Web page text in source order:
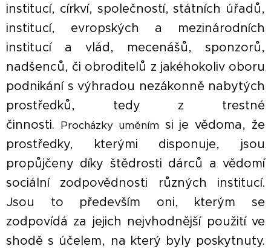
institucí, církví, společností, státních úřadů,
institucí, evropských a mezinárodních
institucí a vlád, mecenášů, sponzorů,
nadšenců, či obroditelů z jakéhokoliv oboru
podnikání s výhradou nezákonně nabytých
prostředků, tedy z trestné
činnosti. Procházky uměním si je vědoma, že
prostředky, kterými disponuje, jsou
propůjčeny díky štědrosti dárců a vědomí
sociální zodpovědnosti různých institucí.
Jsou to především oni, kterým se
zodpovídá za jejich nejvhodnější použití ve
shodě s účelem, na který byly poskytnuty.